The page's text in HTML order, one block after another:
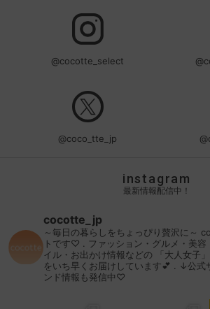
@cocotte_select
@coco_tte_jp
instagram
最新情報配信中！
cocotte_jp
～毎日の暮らしをちょっぴり贅沢に～
トです♡
ファッション・グルメ・美
イル・お出かけ情報などの 「大人女子
をいち早くお届けしています💕
↓公式
ンド情報も発信中♡